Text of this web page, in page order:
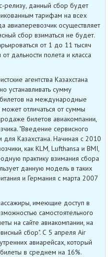
релизу, данный сбор будет
тарифам на всех
авиаперевозчик осуществляет
сбор взиматься не будет.
от 1 до 11 тысяч
дальности полета и класса
агентства Казахстана
устанавливать сумму
на международные
отличаться от суммы
билетов авиакомпании,
"Введение сервисного
Казахстана. Начиная с 2010
как KLM, Lufthansa и BMI,
практику взимания сбора
данную модель в таких
и Германия с марта 2007
имеющие доступ в
самостоятельного
на сайте авиакомпании, на
сбор". С 5 апреля Air
авиарейсах, который
в среднем на 16%.